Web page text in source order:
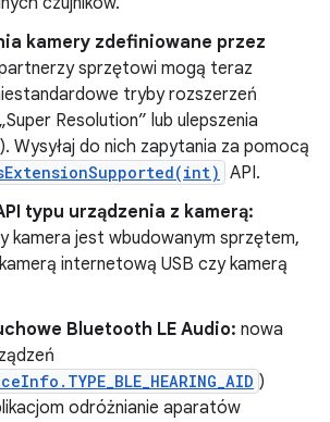
kamery zdefiniowane przez
sprzętowi mogą teraz
tryby rozszerzeń
Resolution” lub ulepszenia
Wysyłaj do nich zapytania za pomocą
API.
typu urządzenia z kamerą:
kamera jest wbudowanym sprzętem,
internetową USB czy kamerą
Bluetooth LE Audio: nowa
)
odróżnianie aparatów